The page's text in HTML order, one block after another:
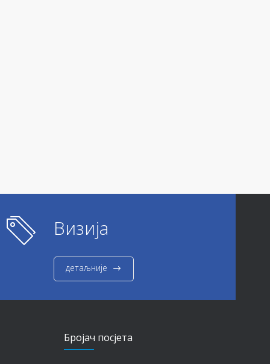
Визија
детаљније
Бројач посјета